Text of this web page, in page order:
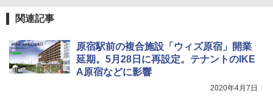
ァキア 2026～2027 地球の歩き方A ヨーロッ
パ
ュ(BC仕様) PATC-150B(EB)
￥9,990
熊撃退スプレー 熊よけスプレー 熊スプレー
【日本企業販売】超強力クマ対策スプレー 30
0ml（連続噴射30秒）110ml（連続噴射15
関連記事
原宿駅前の複合施設「ウィズ原宿」開業
延期。5月28日に再設定。テナントのIKE
A原宿などに影響
2020年4月7日